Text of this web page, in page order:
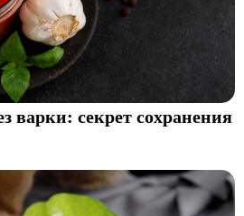
варки: секрет сохранения